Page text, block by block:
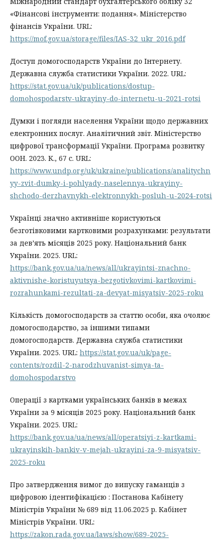
«Фінансові інструменти: подання». Міністерство
фінансів України. URL:
https://mof.gov.ua/storage/files/IAS-32_ukr_2016.pdf
Доступ домогосподарств України до Інтернету.
Державна служба статистики України. 2022. URL:
https://stat.gov.ua/uk/publications/dostup-
domohospodarstv-ukrayiny-do-internetu-u-2021-rotsi
Думки і погляди населення України щодо державних
електронних послуг. Аналітичний звіт. Міністерство
цифрової трансформації України. Програма розвитку
ООН. 2023. К., 67 с. URL:
https://www.undp.org/uk/ukraine/publications/analitychn
yy-zvit-dumky-i-pohlyady-naselennya-ukrayiny-
shchodo-derzhavnykh-elektronnykh-posluh-u-2024-rotsi
Українці значно активніше користуються
безготівковими картковими розрахунками: результати
за дев’ять місяців 2025 року. Національний банк
України. 2025. URL:
https://bank.gov.ua/ua/news/all/ukrayintsi-znachno-
aktivnishe-koristuyutsya-bezgotivkovimi-kartkovimi-
rozrahunkami-rezultati-za-devyat-misyatsiv-2025-roku
Кількість домогосподарств за статтю особи, яка очолює
домогосподарство, за іншими типами
домогосподарств. Державна служба статистики
України. 2025. URL: https://stat.gov.ua/uk/page-
contents/rozdil-2-narodzhuvanist-simya-ta-
domohospodarstvo
Операції з картками українських банків в межах
України за 9 місяців 2025 року. Національний банк
України. 2025. URL:
https://bank.gov.ua/ua/news/all/operatsiyi-z-kartkami-
ukrayinskih-bankiv-v-mejah-ukrayini-za-9-misyatsiv-
2025-roku
Про затвердження вимог до випуску гаманців з
цифровою ідентифікацією : Постанова Кабінету
Міністрів України № 689 від 11.06.2025 р. Кабінет
Міністрів України. URL:
https://zakon.rada.gov.ua/laws/show/689-2025-